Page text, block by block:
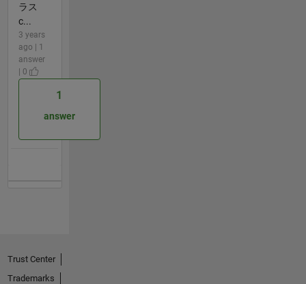
ラス
c...
3 years
ago | 1
answer
| 0
1
answer
Trust Center
Trademarks